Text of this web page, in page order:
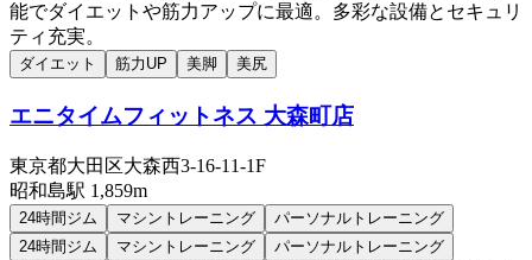
能でダイエットや筋力アップに最適。多彩な設備とセキュリ
ティ充実。
ダイエット 筋力UP 美脚 美尻
エニタイムフィットネス 大森町店
東京都大田区大森西3-16-11-1F
昭和島駅 1,859m
24時間ジム マシントレーニング
パーソナルトレーニング
24時間ジム
マシントレーニング パーソナルトレーニング